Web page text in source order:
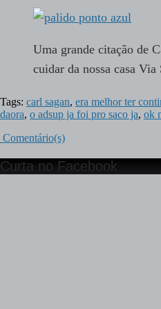
Uma grande citação de
cuidar da nossa casa
Tags: carl sagan, era melhor ter
daora, o adsup ja foi pro saco ja, ok
Comentário(s)
Curta no Facebook